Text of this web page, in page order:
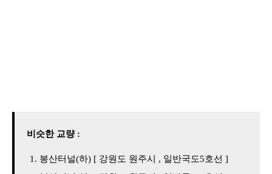
비슷한 교량 :
봉산터널(하) [ 강원도 원주시 , 일반국도5호선 ]